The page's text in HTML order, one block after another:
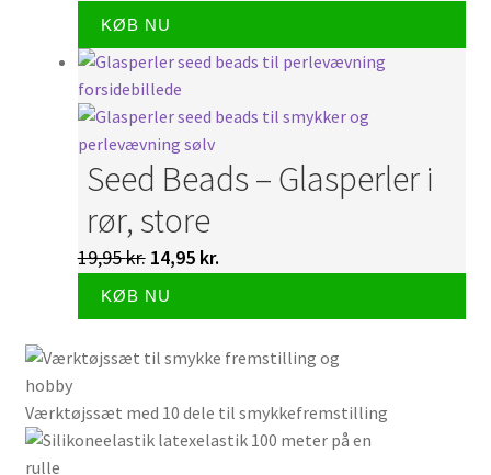
oprindelige
pris
var:
99,00 kr..
pris
79,00 kr..
KØB NU
Seed Beads – Glasperler i
rør, store
19,95kr. Den
oprindelige
pris
var:
14,95 kr.Den
pris
er:
KØB NU
Værktøjssæt med 10 dele til smykkefremstilling